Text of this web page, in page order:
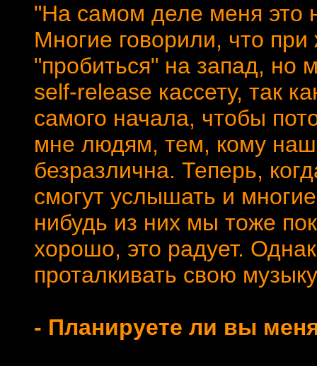
"На самом деле меня это
Многие говорили, что
"пробиться" на запад, но
self-release кассету, так
самого начала, чтобы
мне людям, тем, кому
безразлична. Теперь,
смогут услышать и
нибудь из них мы тоже
хорошо, это радует.
проталкивать свою
- Планируете ли вы